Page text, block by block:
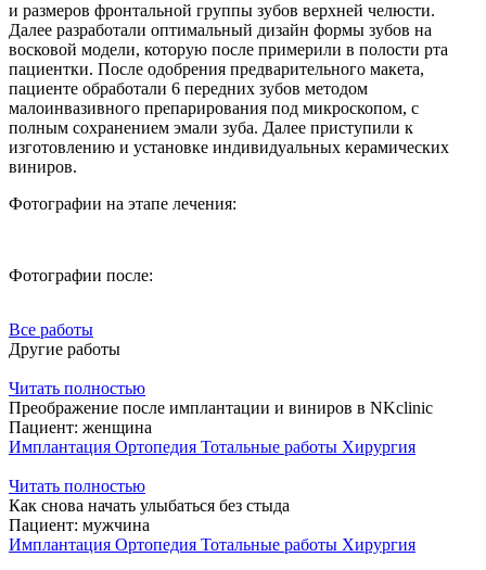
и размеров фронтальной группы зубов верхней челюсти.
Далее разработали оптимальный дизайн формы зубов на
восковой модели, которую после примерили в полости рта
пациентки. После одобрения предварительного макета,
пациенте обработали 6 передних зубов методом
малоинвазивного препарирования под микроскопом, с
полным сохранением эмали зуба. Далее приступили к
изготовлению и установке индивидуальных керамических
виниров.
Фотографии на этапе лечения:
Фотографии после:
Все работы
Другие работы
Читать полностью
Преображение после имплантации и виниров в NKclinic
Пациент: женщина
Имплантация Ортопедия Тотальные работы Хирургия
Читать полностью
Как снова начать улыбаться без стыда
Пациент: мужчина
Имплантация Ортопедия Тотальные работы Хирургия